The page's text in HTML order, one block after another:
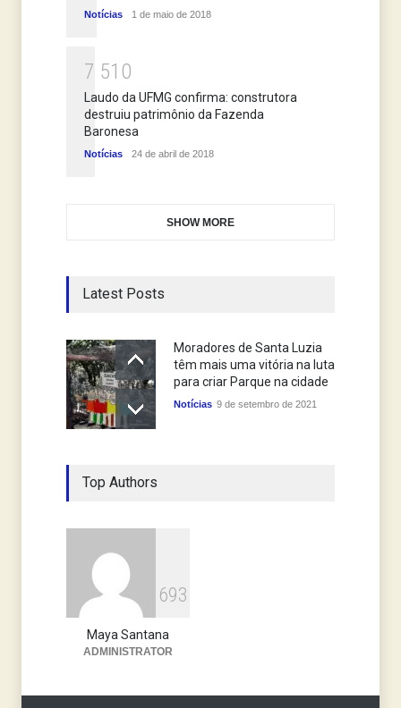
Notícias 1 de maio de 2018
7 51 0
Laudo da UFMG confirma: construtora
destruiu patrimônio da Fazenda
Baronesa
Notícias 24 de abril de 2018
SHOW MORE
Latest Posts
Moradores de Santa Luzia
têm mais uma vitória na luta
para criar Parque na cidade
Notícias 9 de setembro de 2021
Top Authors
693
Maya Santana
ADMINISTRATOR